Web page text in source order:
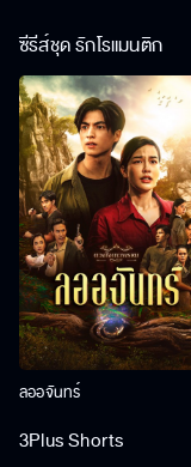
ซีรีส์ชุด รักโรแมนติก
ลออจันทร์
3Plus Shorts